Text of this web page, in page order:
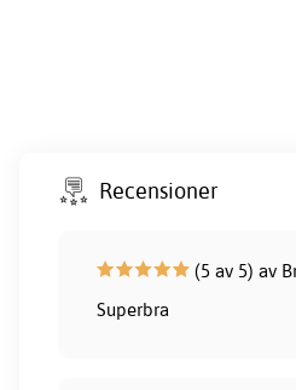
Recensioner
(5 av 5) av
Superbra